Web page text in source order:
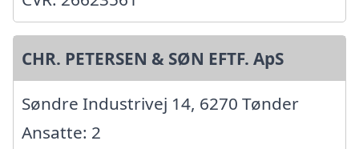
CHR. PETERSEN & SØN EFTF. ApS
Søndre Industrivej 14, 6270 Tønder
Ansatte: 2